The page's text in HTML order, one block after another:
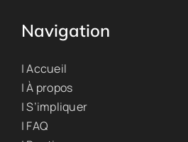
Navigation
| Accueil
| À propos
| S’impliquer
| FAQ